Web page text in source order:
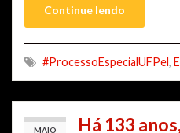
Continue lendo
#ProcessoEspecialUFPel,
MAIO
Há 133